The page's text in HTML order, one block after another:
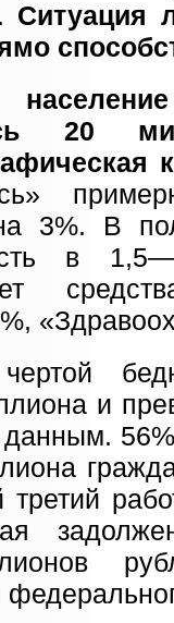
Ситуация
20
3%. В
в
и